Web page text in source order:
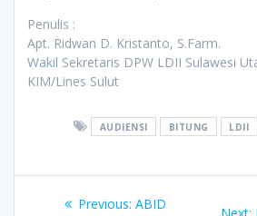
Penulis :
Apt. Ridwan D. Kristanto, S.Farm.
Wakil Sekretaris DPW LDII Sulawesi
KIM/Lines Sulut
AUDIENSI BITUNG LDII
PostPrevious: Previous
ABID